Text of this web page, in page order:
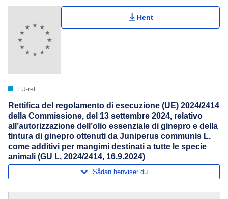
EU-ret
Hent
Rettifica del regolamento di esecuzione (UE) 2024/2414
della Commissione, del 13 settembre 2024, relativo
all’autorizzazione dell’olio essenziale di ginepro e della
tintura di ginepro ottenuti da Juniperus communis L.
come additivi per mangimi destinati a tutte le specie
animali (GU L, 2024/2414, 16.9.2024)
Sådan henviser du